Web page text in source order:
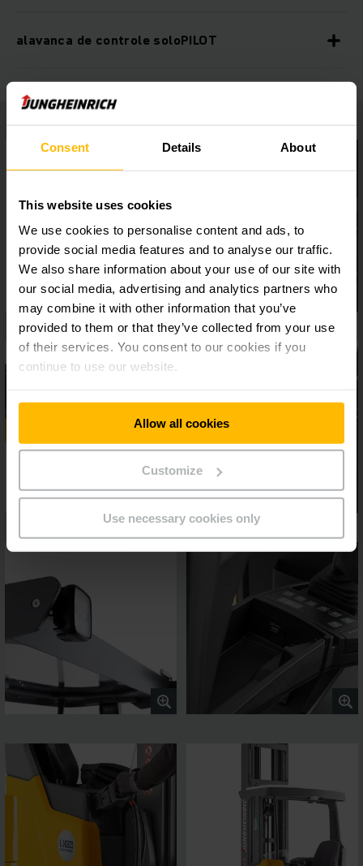
Consent Details About
This website uses cookies
We use cookies to personalise content and ads, to
provide social media features and to analyse our traffic.
We also share information about your use of our site with
our social media, advertising and analytics partners who
may combine it with other information that you’ve
provided to them or that they’ve collected from your use
of their services. You consent to our cookies if you
continue to use our website.
Allow all cookies
Customize
Use necessary cookies only
alavanca de controle soloPILOT